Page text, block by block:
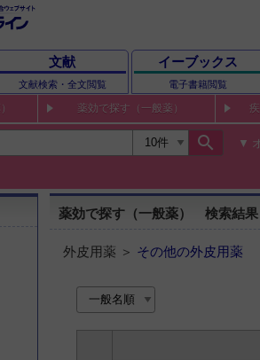
文献
文献検索・全文閲覧
イーブックス
電子書籍閲覧
薬効で探す（一般薬）
search
薬効で探す（一般薬） 検索結果
外皮用薬 ＞ その他の外皮用薬